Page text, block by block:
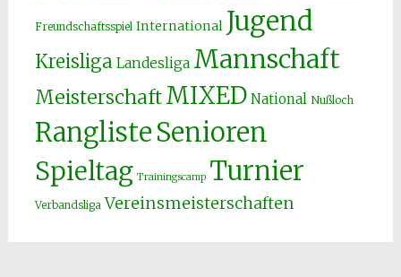
Freundschaftsspiel International Jugend
Kreisliga Landesliga Mannschaft
MeisterschaftMIXED National Nußloch
RanglisteSenioren
Spieltag Trainingscamp Turnier
Verbandsliga Vereinsmeisterschaften